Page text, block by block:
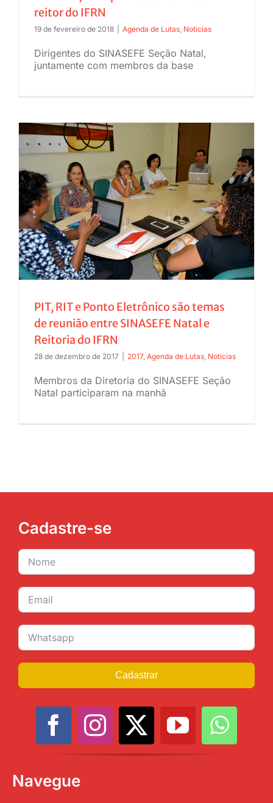
JURÍDICO
CLUBE
reitor do IFRN
19 de fevereiro de 2018 Agenda de Lutas Noticias
Dirigentes do SINASEFE Seção Natal,
juntamente com membros da base
PIT, RIT e Ponto Eletrônico são temas
de reunião entre SINASEFE Natal e
Reitoria do IFRN
28 de dezembro de 2017 2017, Agenda de Lutas, Noticias
Membros da Diretoria do SINASEFE Seção
Natal participaram na manhã
Cadastre-se
Cadastrar
Navegue